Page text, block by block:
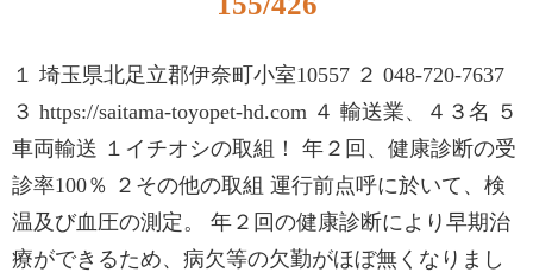
１ 埼玉県北足立郡伊奈町小室10557 ２ 048-720-7637
３ https://saitama-toyopet-hd.com ４ 輸送業、４３名 ５
車両輸送 １イチオシの取組！ 年２回、健康診断の受
診率100％ ２その他の取組 運行前点呼に於いて、検
温及び血圧の測定。 年２回の健康診断により早期治
療ができるため、病欠等の欠勤がほぼ無くなりまし